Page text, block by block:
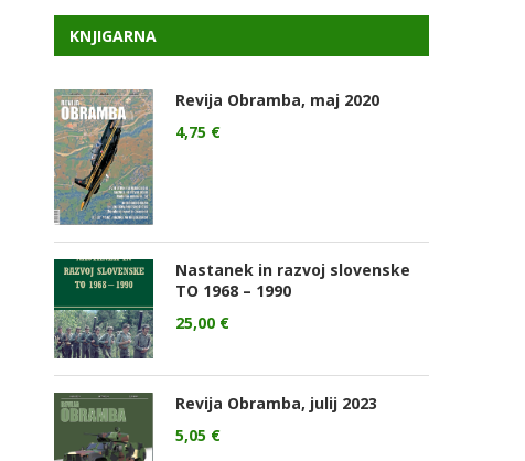
KNJIGARNA
Revija Obramba, maj 2020
4,75 €
Nastanek in razvoj slovenske
TO 1968 – 1990
25,00 €
Revija Obramba, julij 2023
5,05 €